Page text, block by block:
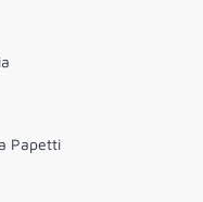
Papetti